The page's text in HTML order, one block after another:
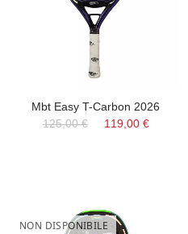
Mbt Easy T-Carbon 2026
125,00 €
119,00 €
NON DISPONIBILE